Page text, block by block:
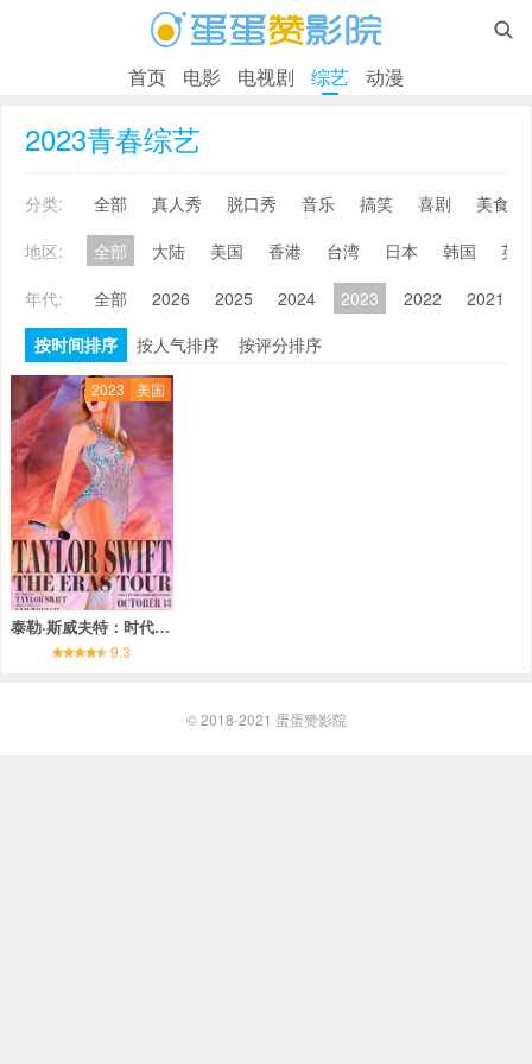

首页 电影 电视剧 综艺 动漫
2023青春综艺
分类: 全部 真人秀 脱口秀 音乐 搞笑 喜剧
美食
地区:
全部 大陆 美国 香港 台湾 日本 韩国
英
年代:
全部 2026 2025 2024 2023 2022 2021
按时间排序
按人气排序 按评分排序
2023 美国
泰勒·斯威夫特：时代巡回演唱会
9.3
© 2018-2021 蛋蛋赞影院